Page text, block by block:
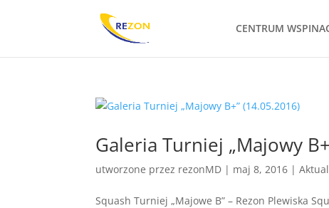
CENTRUM
Galeria Turniej „Majowy
utworzone przez rezonMD | maj 8, 2016 |
Squash Turniej „Majowe B” – Rezon Plewiska